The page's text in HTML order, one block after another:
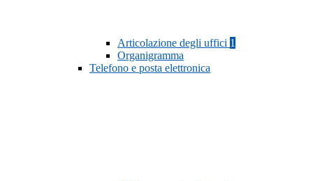
Articolazione degli uffici 1
Organigramma
Telefono e posta elettronica